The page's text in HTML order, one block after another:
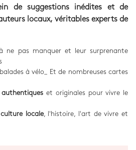
de suggestions inédites et de
locaux, véritables experts de
ne pas manquer et leur surprenante
à vélo_ Et de nombreuses cartes
authentiques et originales pour vivre le
culture locale, l'histoire, l'art de vivre et